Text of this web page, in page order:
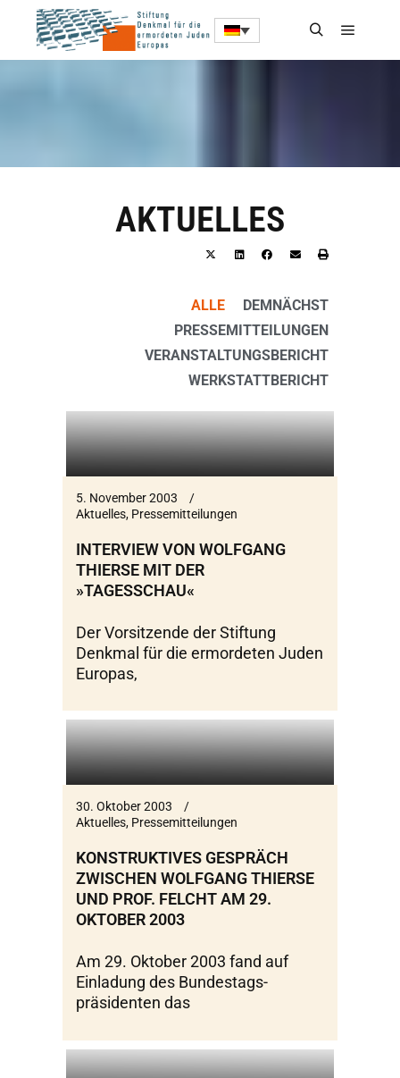
AKTUELLES
ALLE
DEMNÄCHST
PRESSEMITTEILUNGEN
VERANSTALTUNGSBERICHT
WERKSTATTBERICHT
5. November 2003
Aktuelles, Pressemitteilungen
INTERVIEW VON WOLFGANG
THIERSE MIT DER
»TAGESSCHAU«
Der Vorsitzende der Stiftung
Denkmal für die ermordeten Juden
Europas,
30. Oktober 2003
Aktuelles, Pressemitteilungen
KONSTRUKTIVES GESPRÄCH
ZWISCHEN WOLFGANG THIERSE
UND PROF. FELCHT AM 29.
OKTOBER 2003
Am 29. Oktober 2003 fand auf
Einladung des Bundestags-
präsidenten das